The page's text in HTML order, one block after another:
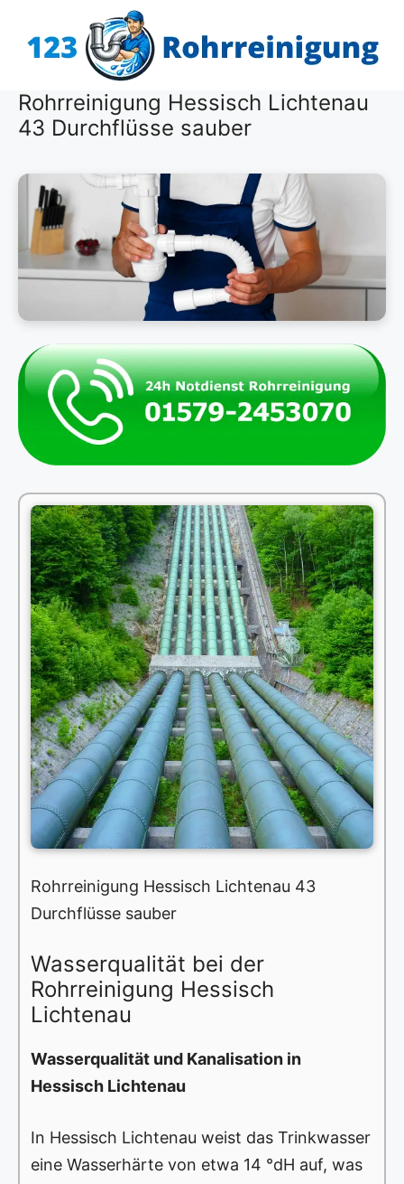
Inhalt
Rohrreinigung Hessisch Lichtenau
43 Durchflüsse sauber
Rohrreinigung Hessisch Lichtenau 43
Durchflüsse sauber
Wasserqualität bei der
Rohrreinigung Hessisch
Lichtenau
Wasserqualität und Kanalisation in
Hessisch Lichtenau
In Hessisch Lichtenau weist das Trinkwasser
eine Wasserhärte von etwa 14 °dH auf, was